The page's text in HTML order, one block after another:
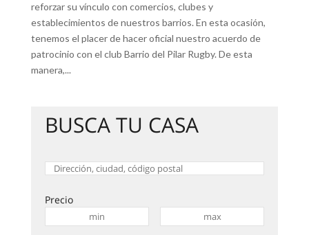
reforzar su vínculo con comercios, clubes y
establecimientos de nuestros barrios. En esta ocasión,
tenemos el placer de hacer oficial nuestro acuerdo de
patrocinio con el club Barrio del Pilar Rugby. De esta
manera,...
BUSCA TU CASA
Precio